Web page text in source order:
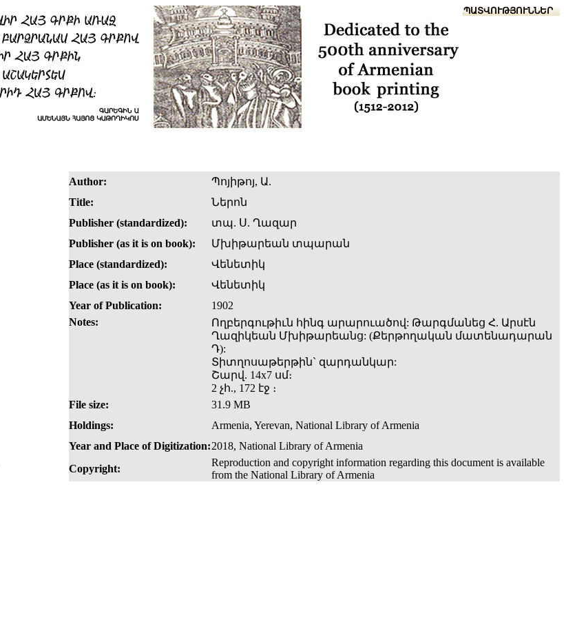
ՆԱԽԱՊԱՏՎՈՒԹՅՈՒՆՆԵՐ
Author:
Պոյիթոյ, Ա.
Title:
Ներոն
Publisher (standardized):
տպ. Ս. Ղազար
Publisher (as it is on book):
Մխիթարեան տպարան
Place (standardized):
Վենետիկ
Place (as it is on book):
Վենետիկ
Year of Publication:
1902
Notes:
Ողբերգութիւն հինգ արարուածով: Թարգմանեց Հ. Արսէն
Ղազիկեան Մխիթարեանց: (Քերթողական մատենադարան
Դ):
Տիտղոսաթերթին` զարդանկար:
Շարվ. 14x7 սմ։
2 չհ., 172 էջ ։
File size:
31.9 MB
Holdings:
Armenia, Yerevan, National Library of Armenia
Year and Place of Digitization:2018, National Library of Armenia
Copyright:
Reproduction and copyright information regarding this document is available
from the National Library of Armenia